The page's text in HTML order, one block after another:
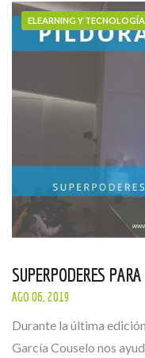
ELEARNING Y
SUPERPODERES
AGO 06, 2019
Durante la última
García Couselo nos